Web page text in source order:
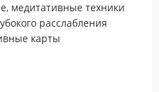
медитативные техники
расслабления
карты